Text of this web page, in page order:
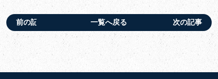
前の記事 一覧へ戻る 次の記事